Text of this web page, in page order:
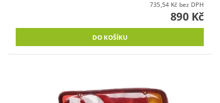
735,54 Kč bez DPH
890 Kč